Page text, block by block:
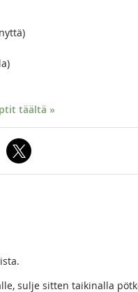
täältä »
sulje sitten taikinalla